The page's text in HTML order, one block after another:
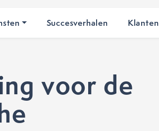
Succesverhalen Klanten
voor de